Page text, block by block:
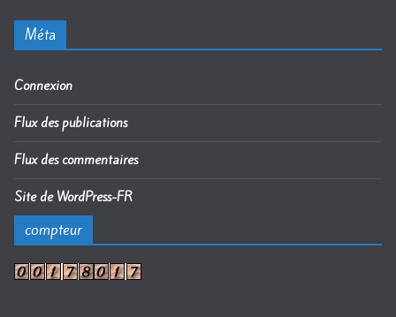
Méta
Connexion
Flux des publications
Flux des commentaires
Site de WordPress-FR
compteur